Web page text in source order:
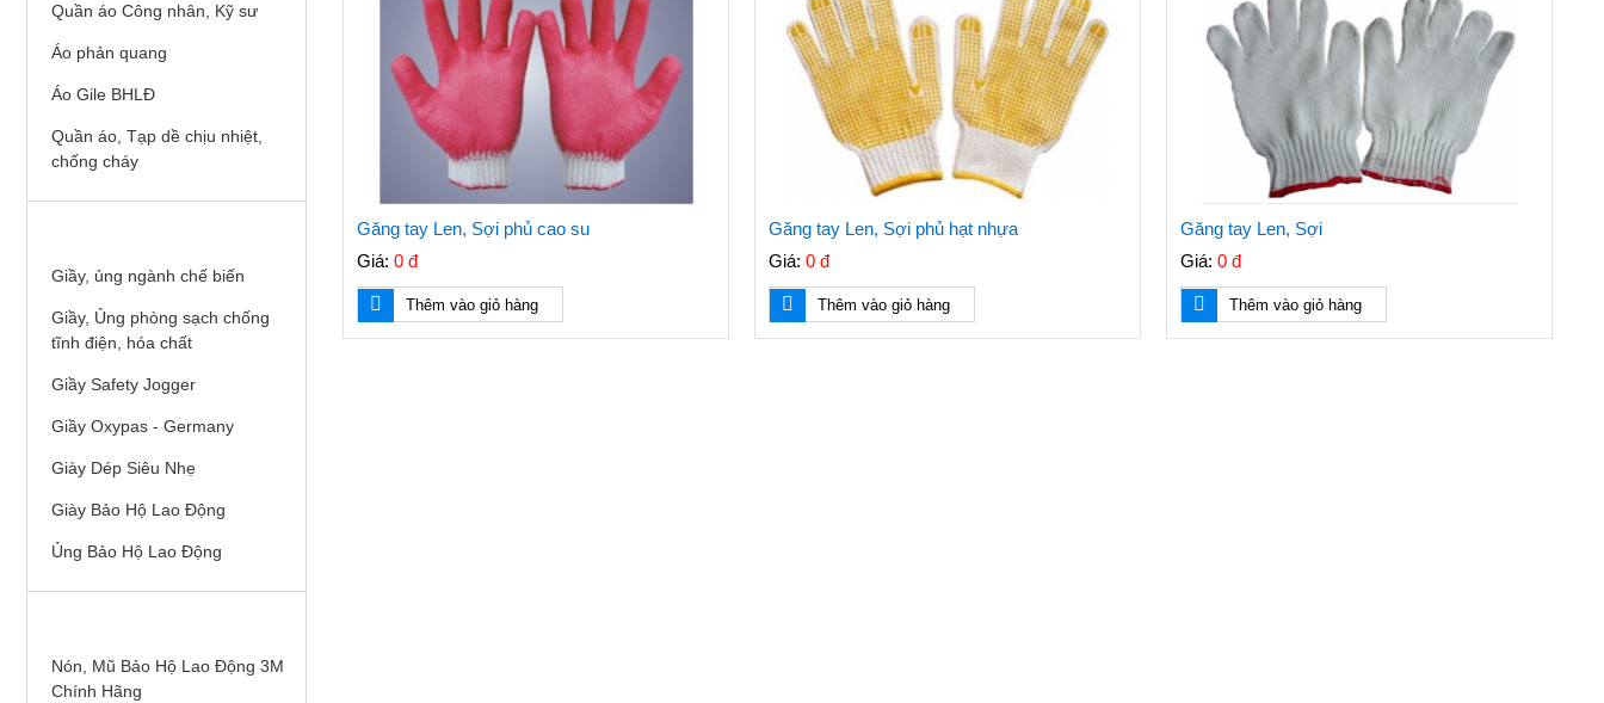
Găng tay Len, Sợi phủ cao su
Giá: 0 đ
Thêm vào giỏ hàng
Găng tay Len, Sợi phủ hạt nhựa
Giá: 0 đ
Thêm vào giỏ hàng
Găng tay Len, Sợi
Giá: 0 đ
Thêm vào giỏ hàng
Quần áo Công nhân, Kỹ sư
Áo phản quang
Áo Gile BHLĐ
Quần áo, Tạp dề chịu nhiệt,
chống cháy
Giầy, ủng ngành chế biến
Giầy, Ủng phòng sạch chống
tĩnh điện, hóa chất
Giầy Safety Jogger
Giầy Oxypas - Germany
Giày Dép Siêu Nhẹ
Giày Bảo Hộ Lao Động
Ủng Bảo Hộ Lao Động
Nón, Mũ Bảo Hộ Lao Động 3M
Chính Hãng